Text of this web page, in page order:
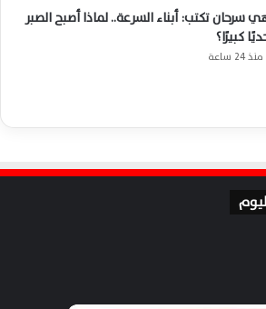
سرحان تكتب: أبناء السرعة.. لماذا أصبح الصبر
كبيرًا؟
منذ 24 ساعة